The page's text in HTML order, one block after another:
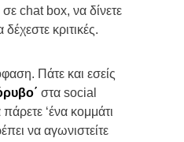
chat box, να δίνετε
κριτικές.
Πάτε και εσείς
στα social
‘ένα κομμάτι
να αγωνιστείτε